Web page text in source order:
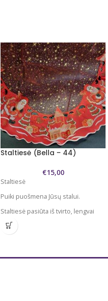
Staltiesė (Bella – 44)
€15,00
Staltiesė
Puiki puošmena Jūsų stalui.
Staltiesė pasiūta iš tvirto, lengvai
prižiūrimo audinio. 100 %
poliesteris
Puošni, tvirto audinio staltiesė.